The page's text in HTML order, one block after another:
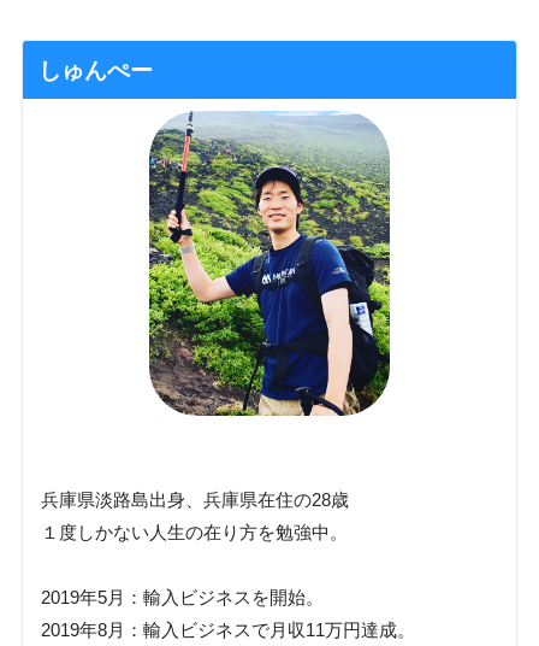
しゅんぺー
兵庫県淡路島出身、兵庫県在住の28歳
１度しかない人生の在り方を勉強中。
2019年5月：輸入ビジネスを開始。
2019年8月：輸入ビジネスで月収11万円達成。